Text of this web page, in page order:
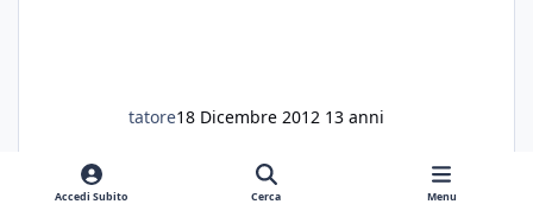
perche oltre ad essere infestanti, le lumache
mi hanno mangiato tutte le vallisneria e le
tatore18 Dicembre 2012 13 anni
Accedi Subito Cerca Menu